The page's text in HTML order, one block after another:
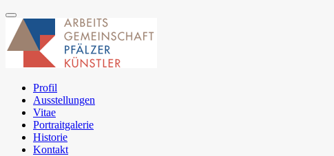
Profil
Ausstellungen
Vitae
Portraitgalerie
Historie
Kontakt